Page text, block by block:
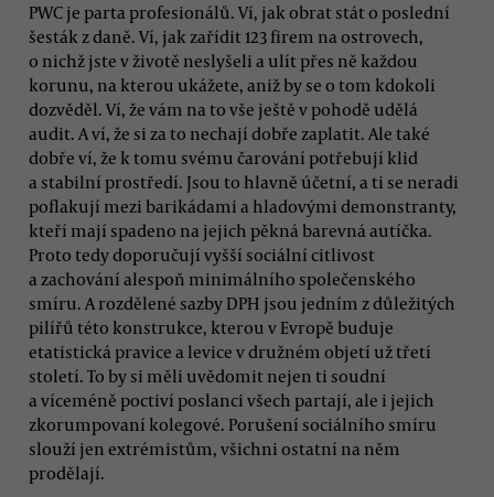
PWC je parta profesionálů. Ví, jak obrat stát o poslední
šesták z daně. Ví, jak zařídit 123 firem na ostrovech,
o nichž jste v životě neslyšeli a ulít přes ně každou
korunu, na kterou ukážete, aniž by se o tom kdokoli
dozvěděl. Ví, že vám na to vše ještě v pohodě udělá
audit. A ví, že si za to nechají dobře zaplatit. Ale také
dobře ví, že k tomu svému čarování potřebují klid
a stabilní prostředí. Jsou to hlavně účetní, a ti se neradi
poflakují mezi barikádami a hladovými demonstranty,
kteří mají spadeno na jejich pěkná barevná autíčka.
Proto tedy doporučují vyšší sociální citlivost
a zachování alespoň minimálního společenského
smíru. A rozdělené sazby DPH jsou jedním z důležitých
pilířů této konstrukce, kterou v Evropě buduje
etatistická pravice a levice v družném objetí už třetí
století. To by si měli uvědomit nejen ti soudní
a víceméně poctiví poslanci všech partají, ale i jejich
zkorumpovaní kolegové. Porušení sociálního smíru
slouží jen extrémistům, všichni ostatní na něm
prodělají.